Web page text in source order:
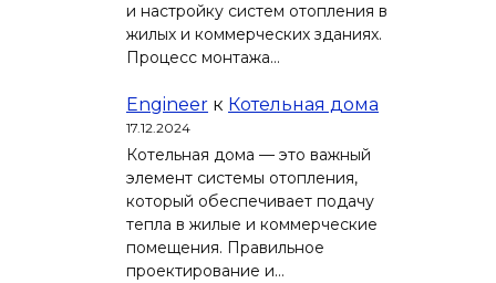
и настройку систем отопления в
жилых и коммерческих зданиях.
Процесс монтажа…
Engineer к Котельная дома
17.12.2024
Котельная дома — это важный
элемент системы отопления,
который обеспечивает подачу
тепла в жилые и коммерческие
помещения. Правильное
проектирование и…